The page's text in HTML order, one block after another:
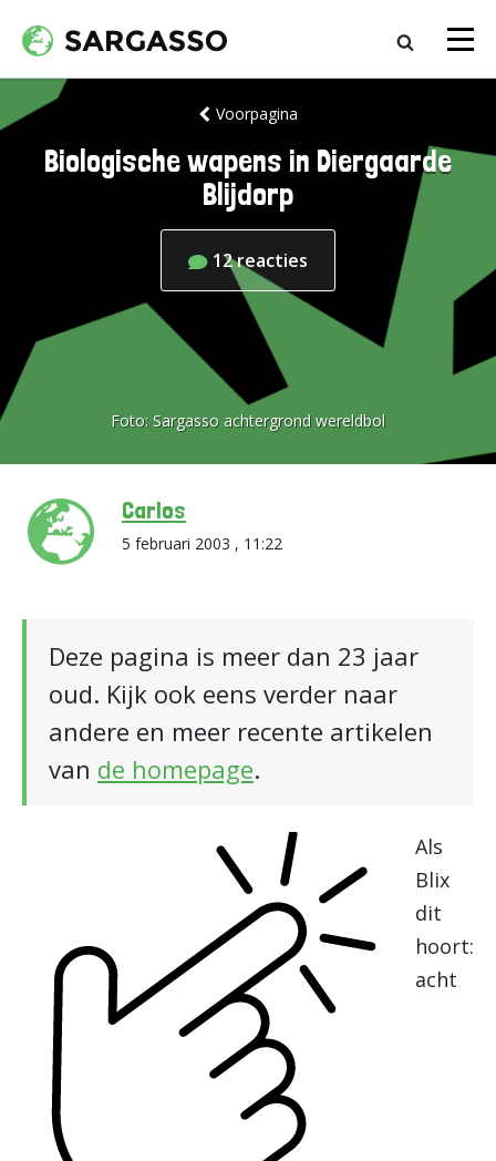
Voorpagina
Biologische wapens in Diergaarde
Blijdorp
12reacties
Foto: Sargasso achtergrond wereldbol
Carlos
5 februari 2003 , 11:22
Deze pagina is meer dan 23 jaar
oud. Kijk ook eens verder naar
andere en meer recente artikelen
van de homepage.
Als
Blix
dit
hoort:
acht